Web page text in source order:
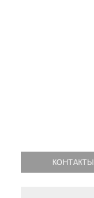
КОНТАКТЫ